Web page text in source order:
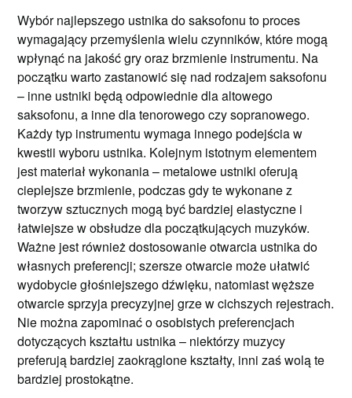
Wybór najlepszego ustnika do saksofonu to proces
wymagający przemyślenia wielu czynników, które mogą
wpłynąć na jakość gry oraz brzmienie instrumentu. Na
początku warto zastanowić się nad rodzajem saksofonu
– inne ustniki będą odpowiednie dla altowego
saksofonu, a inne dla tenorowego czy sopranowego.
Każdy typ instrumentu wymaga innego podejścia w
kwestii wyboru ustnika. Kolejnym istotnym elementem
jest materiał wykonania – metalowe ustniki oferują
cieplejsze brzmienie, podczas gdy te wykonane z
tworzyw sztucznych mogą być bardziej elastyczne i
łatwiejsze w obsłudze dla początkujących muzyków.
Ważne jest również dostosowanie otwarcia ustnika do
własnych preferencji; szersze otwarcie może ułatwić
wydobycie głośniejszego dźwięku, natomiast węższe
otwarcie sprzyja precyzyjnej grze w cichszych rejestrach.
Nie można zapominać o osobistych preferencjach
dotyczących kształtu ustnika – niektórzy muzycy
preferują bardziej zaokrąglone kształty, inni zaś wolą te
bardziej prostokątne.